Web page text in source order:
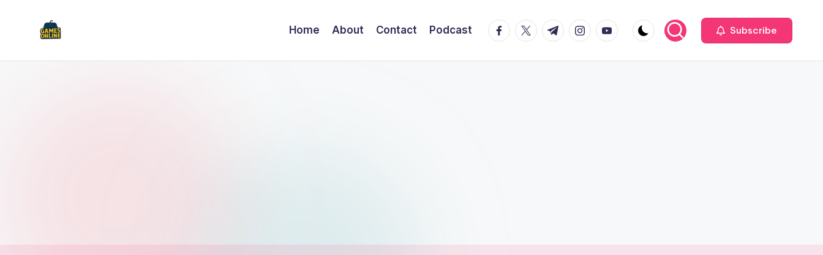
F
Home About Contact Podcast facebook.com
twitter.com
t.me instagram.com
youtube.com Subscribe